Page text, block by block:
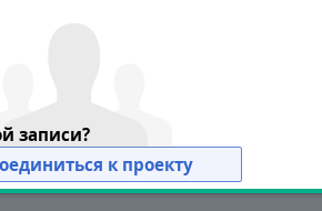
записи?
к проекту